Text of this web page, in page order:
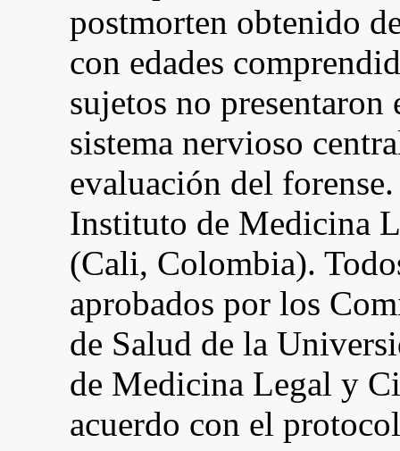
postmorten obtenido
con edades
sujetos no
sistema nervioso
evaluación del
Instituto de Medicina
(Cali, Colombia).
aprobados por los
de Salud de la
de Medicina Legal y
acuerdo con el